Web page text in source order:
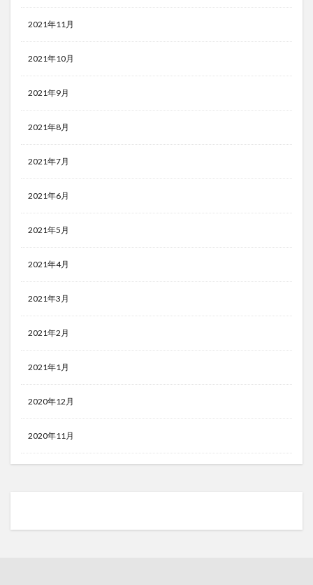
2021年11月
2021年10月
2021年9月
2021年8月
2021年7月
2021年6月
2021年5月
2021年4月
2021年3月
2021年2月
2021年1月
2020年12月
2020年11月